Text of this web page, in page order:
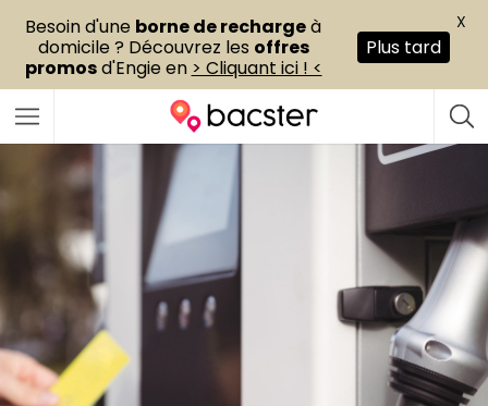
Besoin d'une borne de rechargeà
domicile ? Découvrez les offres
promosd'Engie en > Cliquant ici ! <
Plus tard
X